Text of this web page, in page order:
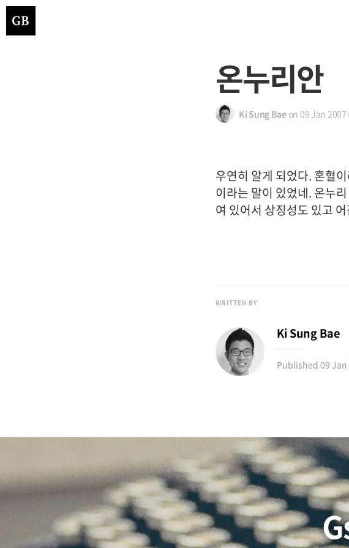
온누리안
Ki Sung Baeon 09 Jan 2007
우연히 알게 되었다. 혼혈
이라는 말이 있었네. 온누
여 있어서 상징성도 있고
WRITTEN BY
Ki Sung Bae
Published 09 Jan